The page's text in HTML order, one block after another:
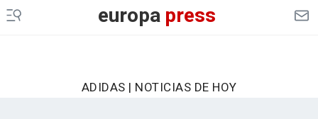
europapress
ADIDAS | NOTICIAS DE HOY